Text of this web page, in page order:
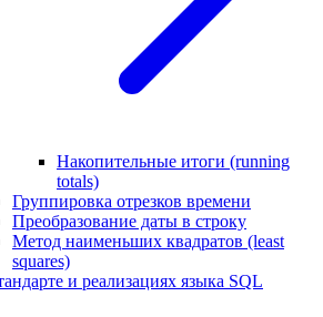
Накопительные итоги (running
totals)
Группировка отрезков времени
Преобразование даты в строку
Метод наименьших квадратов (least
squares)
и реализациях языка SQL